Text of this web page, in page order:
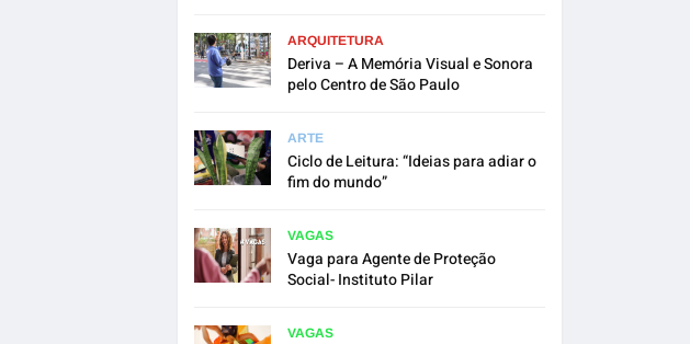
ARQUITETURA
Deriva – A Memória Visual e Sonora
pelo Centro de São Paulo
ARTE
Ciclo de Leitura: “Ideias para adiar o
fim do mundo”
VAGAS
Vaga para Agente de Proteção
Social- Instituto Pilar
VAGAS